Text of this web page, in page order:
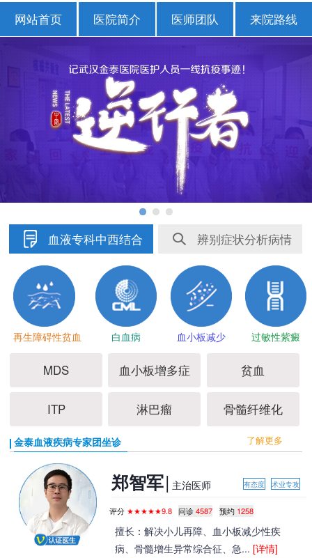
网站首页 医院简介 医师团队 来院路线
血液专科中西结合 辨别症状分析病情
再生障碍性贫血 白血病 血小板减少 过敏性紫癜
MDS 血小板增多症 贫血
ITP 淋巴瘤 骨髓纤维化
金泰血液疾病专家团坐诊 了解更多
郑智军| 主治医师 术业专攻
有态度
评分 ★★★★★9.8 问诊 4587 预约 1258
擅长：解决小儿再障、血小板减少性疾
病、骨髓增生异常综合征、急...[详情]